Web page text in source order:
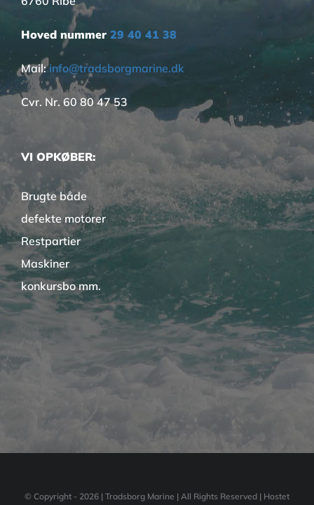
Hoved nummer 29 40 41 38
Mail:info@tradsborgmarine.dk
Cvr. Nr. 60 80 47 53
VI OPKØBER:
Brugte både
defekte motorer
Restpartier
Maskiner
konkursbo mm.
© Copyright - 2026 | Tradsborg Marine | All Rights Reserved | Hostet